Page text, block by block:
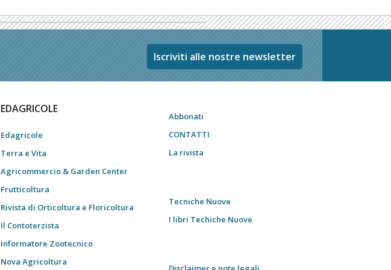
Iscriviti alle nostre newsletter
EDAGRICOLE
Edagricole
Terra e Vita
Agricommercio & Garden Center
Frutticoltura
Rivista di Orticoltura e Floricoltura
Il Contoterzista
Informatore Zootecnico
Nova Agricoltura
Abbonati
CONTATTI
La rivista
Tecniche Nuove
I libri Techiche Nuove